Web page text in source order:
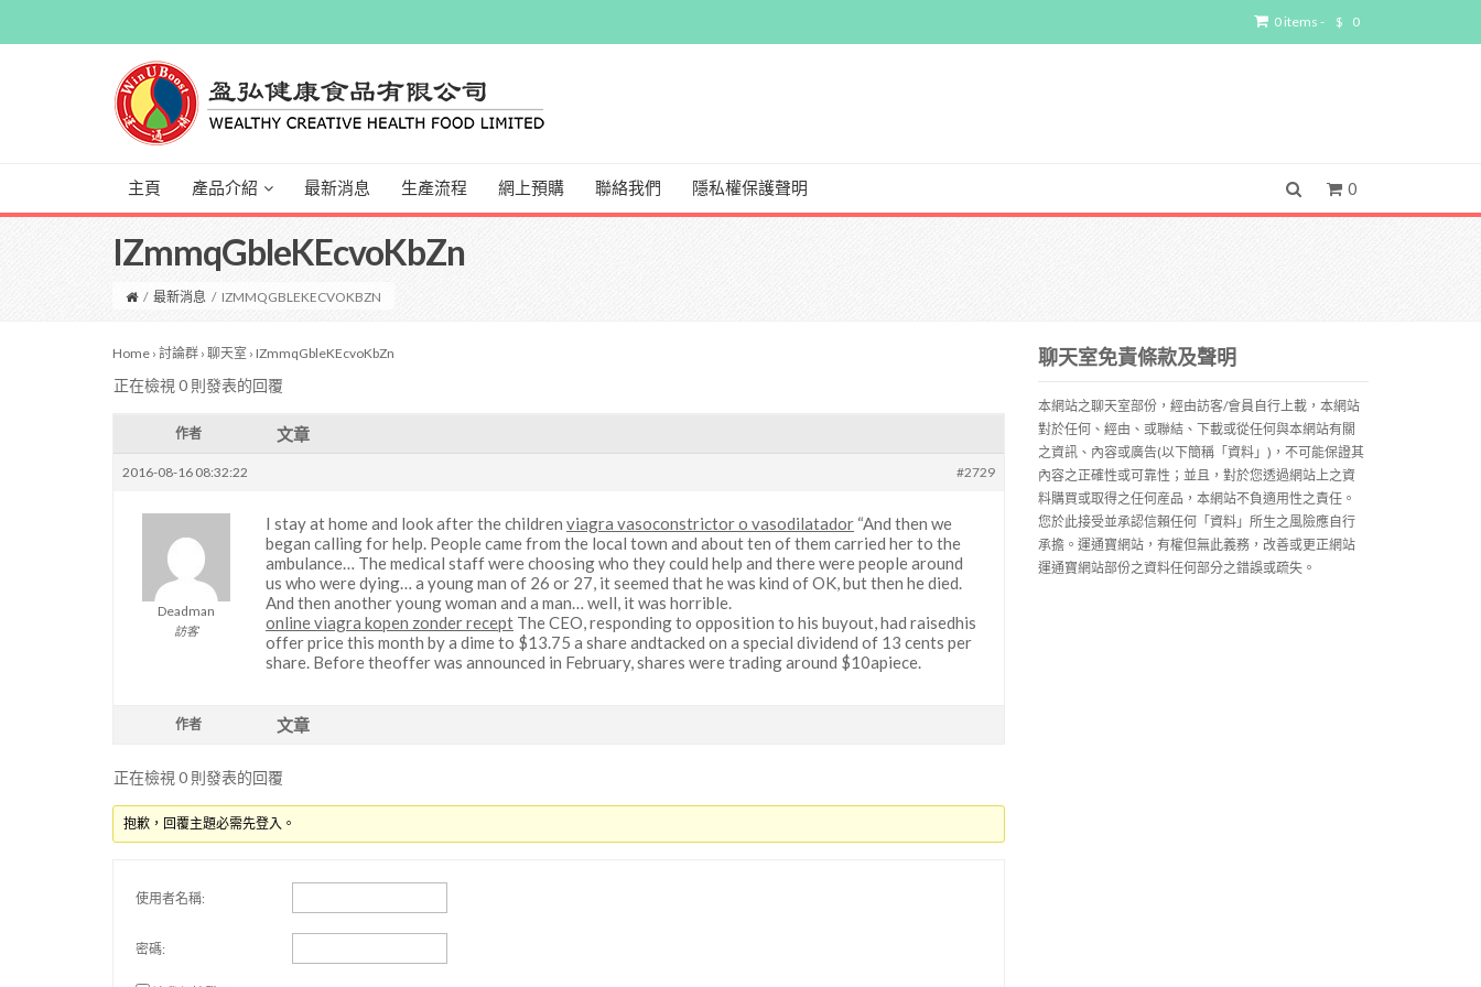
0 items - $ 0
主頁 產品介紹 最新消息 生產流程 網上預購 聯絡我們 隱私權保護聲明 0
IZmmqGbleKEcvoKbZn
/ 最新消息 / IZMMQGBLEKECVOKBZN
Home › 討論群 › 聊天室 › IZmmqGbleKEcvoKbZn
正在檢視 0 則發表的回覆
作者 文章
2016-08-16 08:32:22 #2729
Deadman
訪客
I stay at home and look after the children viagra vasoconstrictor o vasodilatador “And then we
began calling for help. People came from the local town and about ten of them carried her to the
ambulance… The medical staff were choosing who they could help and there were people around
us who were dying… a young man of 26 or 27, it seemed that he was kind of OK, but then he died.
And then another young woman and a man… well, it was horrible.
online viagra kopen zonder recept The CEO, responding to opposition to his buyout, had raisedhis
offer price this month by a dime to $13.75 a share andtacked on a special dividend of 13 cents per
share. Before theoffer was announced in February, shares were trading around $10apiece.
作者 文章
正在檢視 0 則發表的回覆
抱歉，回覆主題必需先登入。
使用者名稱:
密碼:
聊天室免責條款及聲明
本網站之聊天室部份，經由訪客/會員自行上載，本網站
對於任何、經由、或聯結、下載或從任何與本網站有關
之資訊、內容或廣告(以下簡稱「資料」)，不可能保證其
內容之正確性或可靠性；並且，對於您透過網站上之資
料購買或取得之任何産品，本網站不負適用性之責任。
您於此接受並承認信賴任何「資料」所生之風險應自行
承擔。運通寶網站，有權但無此義務，改善或更正網站
運通寶網站部份之資料任何部分之錯誤或疏失。